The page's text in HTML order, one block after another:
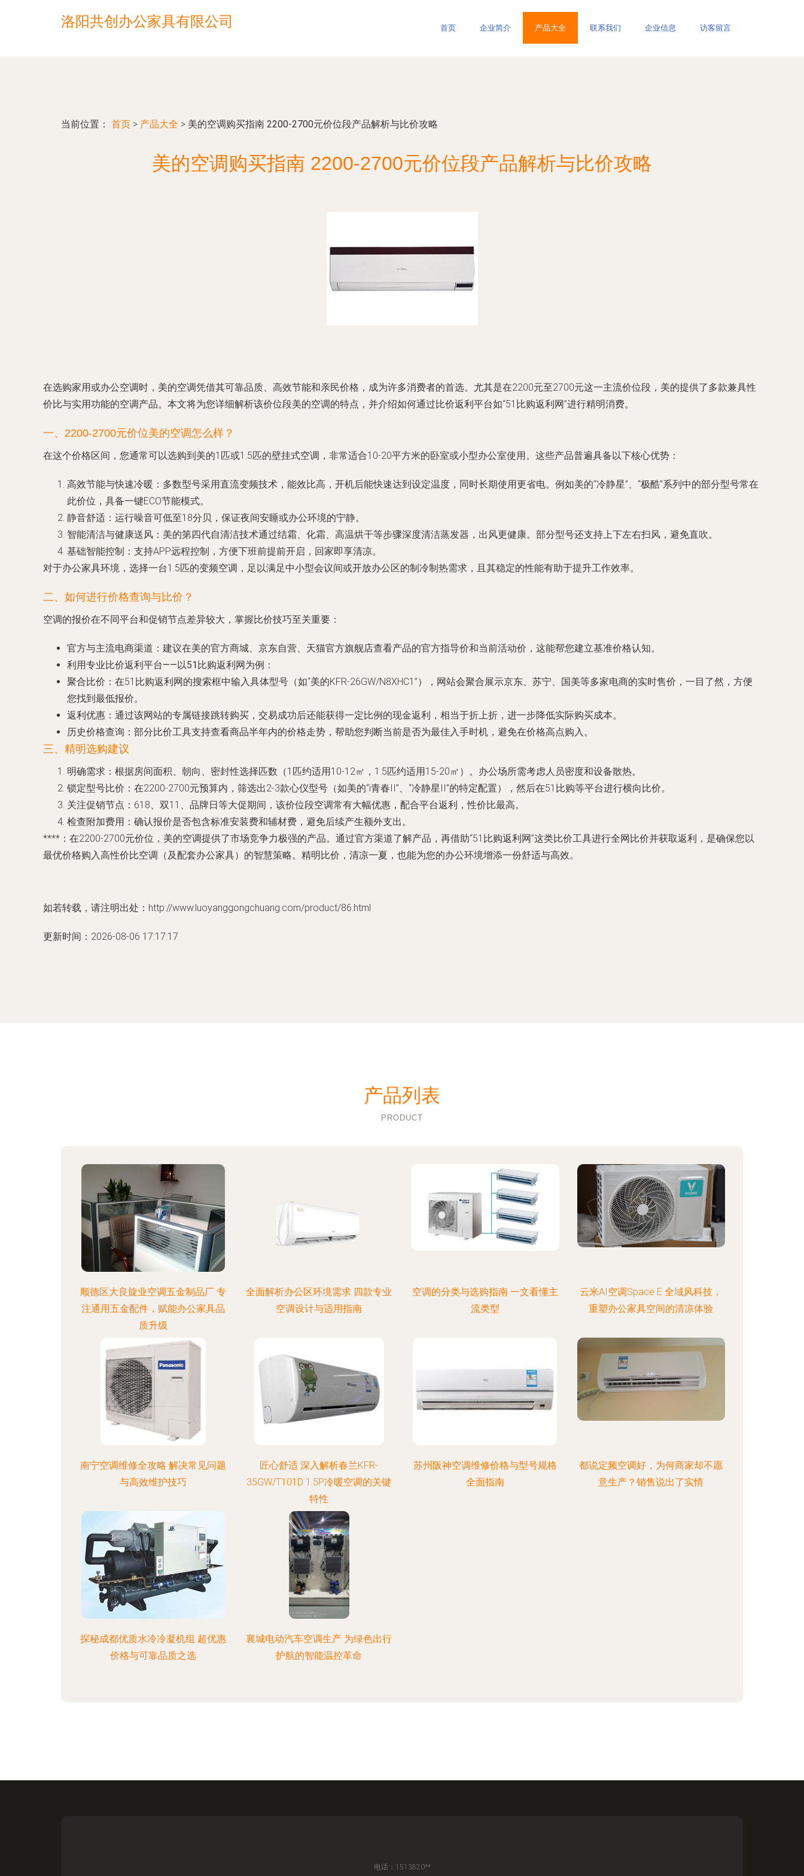
洛阳共创办公家具有限公司 首页 企业简介 产品大全 联系我们 企业信息 访客留言
当前位置： 首页 > 产品大全 > 美的空调购买指南 2200-2700元价位段产品解析与比价攻略
美的空调购买指南 2200-2700元价位段产品解析与比价攻略
在选购家用或办公空调时，美的空调凭借其可靠品质、高效节能和亲民价格，成为许多消费者的首选。尤其是在2200元至2700元这一主流价位段，美的提供了多款兼具性
价比与实用功能的空调产品。本文将为您详细解析该价位段美的空调的特点，并介绍如何通过比价返利平台如“51比购返利网”进行精明消费。
一、2200-2700元价位美的空调怎么样？
在这个价格区间，您通常可以选购到美的1匹或1.5匹的壁挂式空调，非常适合10-20平方米的卧室或小型办公室使用。这些产品普遍具备以下核心优势：
高效节能与快速冷暖 ：多数型号采用直流变频技术，能效比高，开机后能快速达到设定温度，同时长期使用更省电。例如美的“冷静星”、“极酷”系列中的部分型号常在
此价位，具备一键ECO节能模式。
静音舒适 ：运行噪音可低至18分贝，保证夜间安睡或办公环境的宁静。
智能清洁与健康送风 ：美的第四代自清洁技术通过结霜、化霜、高温烘干等步骤深度清洁蒸发器，出风更健康。部分型号还支持上下左右扫风，避免直吹。
基础智能控制 ：支持APP远程控制，方便下班前提前开启，回家即享清凉。
对于办公家具环境，选择一台1.5匹的变频空调，足以满足中小型会议间或开放办公区的制冷制热需求，且其稳定的性能有助于提升工作效率。
二、如何进行价格查询与比价？
空调的报价在不同平台和促销节点差异较大，掌握比价技巧至关重要：
官方与主流电商渠道 ：建议在美的官方商城、京东自营、天猫官方旗舰店查看产品的官方指导价和当前活动价，这能帮您建立基准价格认知。
利用专业比价返利平台——以51比购返利网为例 ：
聚合比价 ：在51比购返利网的搜索框中输入具体型号（如“美的KFR-26GW/N8XHC1”），网站会聚合展示京东、苏宁、国美等多家电商的实时售价，一目了然，方便
您找到最低报价。
返利优惠 ：通过该网站的专属链接跳转购买，交易成功后还能获得一定比例的现金返利，相当于折上折，进一步降低实际购买成本。
历史价格查询 ：部分比价工具支持查看商品半年内的价格走势，帮助您判断当前是否为最佳入手时机，避免在价格高点购入。
三、精明选购建议
明确需求 ：根据房间面积、朝向、密封性选择匹数（1匹约适用10-12㎡，1.5匹约适用15-20㎡）。办公场所需考虑人员密度和设备散热。
锁定型号比价 ：在2200-2700元预算内，筛选出2-3款心仪型号（如美的“i青春II”、“冷静星II”的特定配置），然后在51比购等平台进行横向比价。
关注促销节点 ：618、双11、品牌日等大促期间，该价位段空调常有大幅优惠，配合平台返利，性价比最高。
检查附加费用 ：确认报价是否包含标准安装费和辅材费，避免后续产生额外支出。
****：在2200-2700元价位，美的空调提供了市场竞争力极强的产品。通过官方渠道了解产品，再借助“51比购返利网”这类比价工具进行全网比价并获取返利，是确保您以
最优价格购入高性价比空调（及配套办公家具）的智慧策略。精明比价，清凉一夏，也能为您的办公环境增添一份舒适与高效。
如若转载，请注明出处：http://www.luoyanggongchuang.com/product/86.html
更新时间：2026-08-06 17:17:17
产品列表
PRODUCT
顺德区大良旋业空调五金制品厂 专
注通用五金配件，赋能办公家具品
质升级
全面解析办公区环境需求 四款专业
空调设计与适用指南
空调的分类与选购指南 一文看懂主
流类型
云米AI空调Space E 全域风科技，
重塑办公家具空间的清凉体验
南宁空调维修全攻略 解决常见问题
与高效维护技巧
匠心舒适 深入解析春兰KFR-
35GW/T101D 1.5P冷暖空调的关键
特性
苏州阪神空调维修价格与型号规格
全面指南
都说定频空调好，为何商家却不愿
意生产？销售说出了实情
探秘成都优质水冷冷凝机组 超优惠
价格与可靠品质之选
襄城电动汽车空调生产 为绿色出行
护航的智能温控革命
电话：1513820**